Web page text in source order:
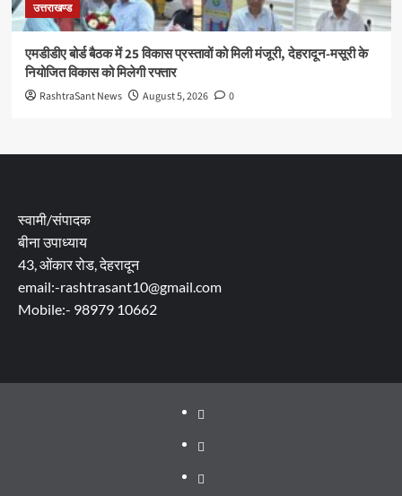
उत्तराखण्ड
एमडीडीए बोर्ड बैठक में 25 विकास प्रस्तावों को मिली मंजूरी, देहरादून-मसूरी के
नियोजित विकास को मिलेगी रफ्तार
RashtraSant News August 5, 2026 0
स्वामी/संपादक
बीना उपाध्याय
43, ओंकार रोड, देहरादून
email:-rashtrasant10@gmail.com
Mobile:- 98979 10662
About
WEB
SERIES
Dehradun